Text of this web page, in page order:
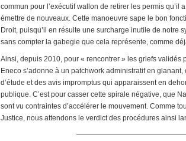
commun pour l’exécutif wallon de retirer les permis qu’il
émettre de nouveaux. Cette manoeuvre sape le bon
Droit, puisqu’il en résulte une surcharge inutile de notre
sans compter la gabegie que cela représente, comme
Ainsi, depuis 2010, pour « rencontrer » les griefs validés
Eneco s’adonne à un patchwork administratif en
d’étude et des avis impromptus qui apparaissent en
publique. C’est pour casser cette spirale négative, que
sont vu contraintes d’accélérer le mouvement. Comme
Justice, nous attendons le verdict des procédures ainsi